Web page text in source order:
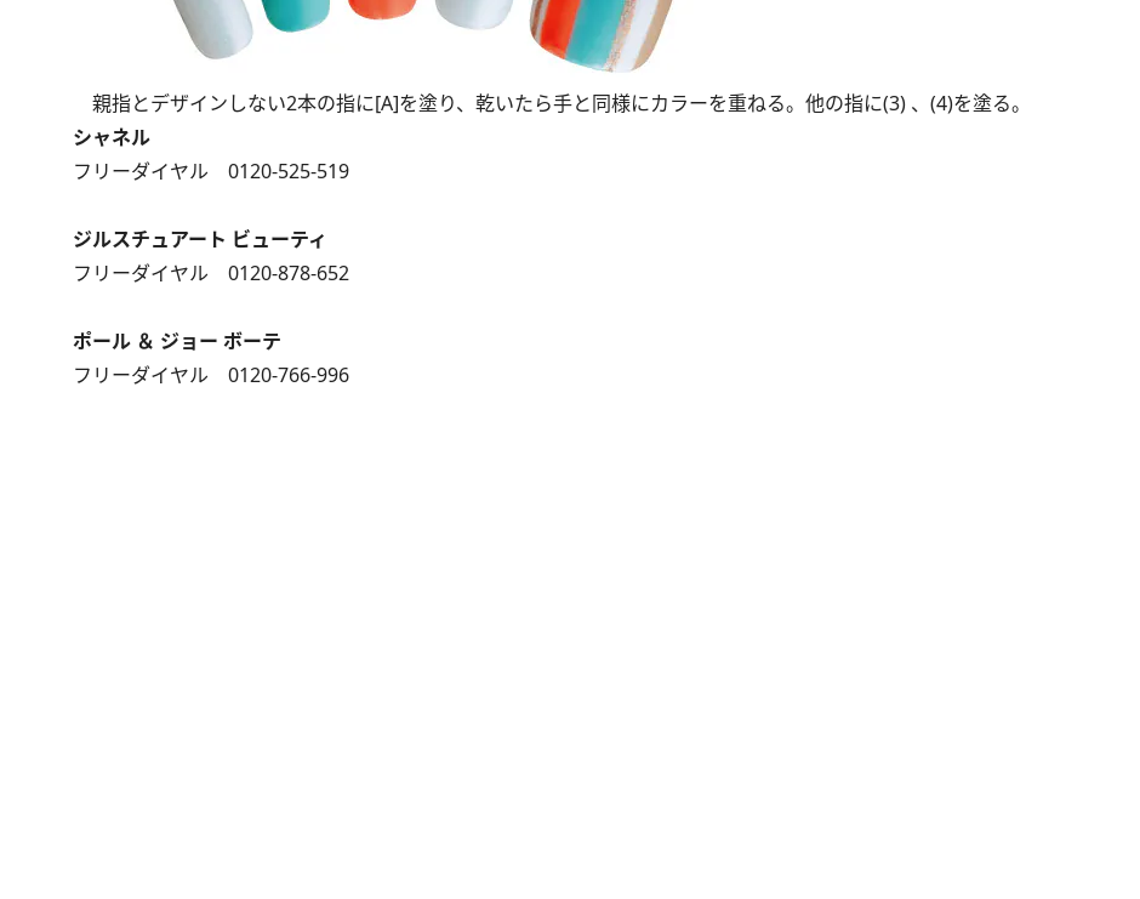
親指とデザインしない2本の指に[A]を塗り、乾いたら手と同様にカラーを重ねる。他の指に(3) 、(4)を塗る。
シャネル
フリーダイヤル 0120-525-519
ジルスチュアート ビューティ
フリーダイヤル 0120-878-652
ポール ＆ ジョー ボーテ
フリーダイヤル 0120-766-996